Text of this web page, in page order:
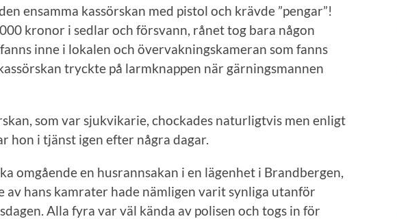
ensamma kassörskan med pistol och krävde ”pengar”!
kronor i sedlar och försvann, rånet tog bara någon
inne i lokalen och övervakningskameran som fanns
tryckte på larmknappen när gärningsmannen
som var sjukvikarie, chockades naturligtvis men enligt
hon i tjänst igen efter några dagar.
omgående en husrannsakan i en lägenhet i Brandbergen,
av hans kamrater hade nämligen varit synliga utanför
Alla fyra var väl kända av polisen och togs in för